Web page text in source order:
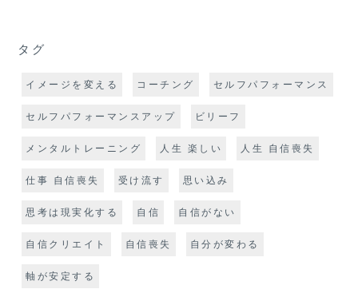
タグ
イメージを変える コーチング セルフパフォーマンス
セルフパフォーマンスアップ ビリーフ
メンタルトレーニング 人生 楽しい 人生 自信喪失
仕事 自信喪失 受け流す 思い込み
思考は現実化する 自信 自信がない
自信クリエイト 自信喪失 自分が変わる
軸が安定する